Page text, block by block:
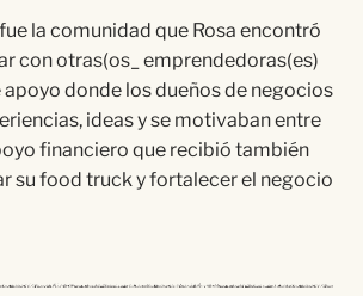
la comunidad que Rosa encontró
con otras(os_ emprendedoras(es)
apoyo donde los dueños de negocios
ideas y se motivaban entre
financiero que recibió también
su food truck y fortalecer el negocio